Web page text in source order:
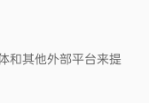
和其他外部平台来提